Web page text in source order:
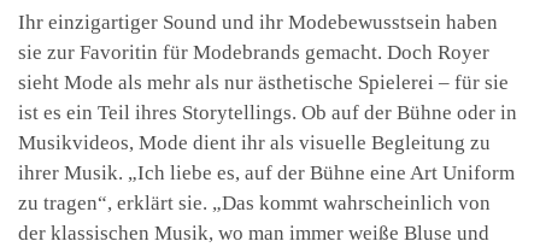
Ihr einzigartiger Sound und ihr Modebewusstsein haben
sie zur Favoritin für Modebrands gemacht. Doch Royer
sieht Mode als mehr als nur ästhetische Spielerei – für sie
ist es ein Teil ihres Storytellings. Ob auf der Bühne oder in
Musikvideos, Mode dient ihr als visuelle Begleitung zu
ihrer Musik. „Ich liebe es, auf der Bühne eine Art Uniform
zu tragen“, erklärt sie. „Das kommt wahrscheinlich von
der klassischen Musik, wo man immer weiße Bluse und